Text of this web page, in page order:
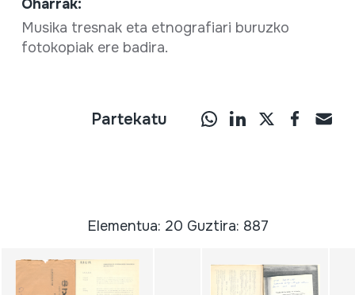
Oharrak:
Musika tresnak eta etnografiari buruzko
fotokopiak ere badira.
Partekatu
Elementua: 20 Guztira: 887